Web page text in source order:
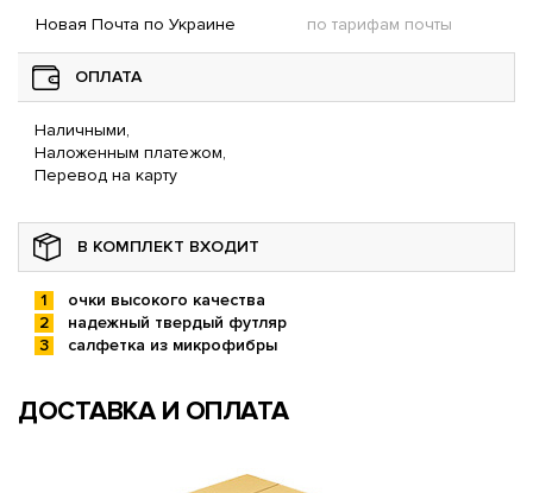
Новая Почта по Украине по тарифам почты
ОПЛАТА
Наличными,
Наложенным платежом,
Перевод на карту
В КОМПЛЕКТ ВХОДИТ
очки высокого качества
надежный твердый футляр
салфетка из микрофибры
ДОСТАВКА И ОПЛАТА